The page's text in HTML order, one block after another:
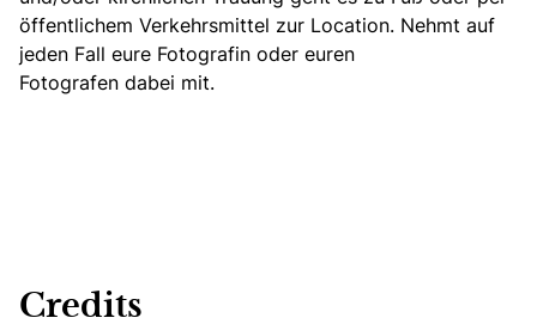
öffentlichem Verkehrsmittel zur Location. Nehmt auf
jeden Fall eure Fotografin oder euren
Fotografen dabei mit.
Credits